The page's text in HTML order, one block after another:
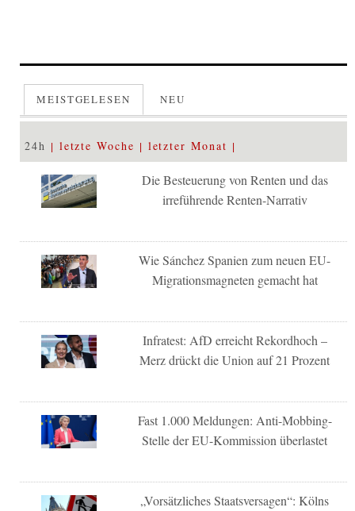
MEISTGELESEN NEU
24h letzte Woche letzter Monat
Die Besteuerung von Renten und das
irreführende Renten-Narrativ
Wie Sánchez Spanien zum neuen EU-
Migrationsmagneten gemacht hat
Infratest: AfD erreicht Rekordhoch –
Merz drückt die Union auf 21 Prozent
Fast 1.000 Meldungen: Anti-Mobbing-
Stelle der EU-Kommission überlastet
„Vorsätzliches Staatsversagen“: Kölns